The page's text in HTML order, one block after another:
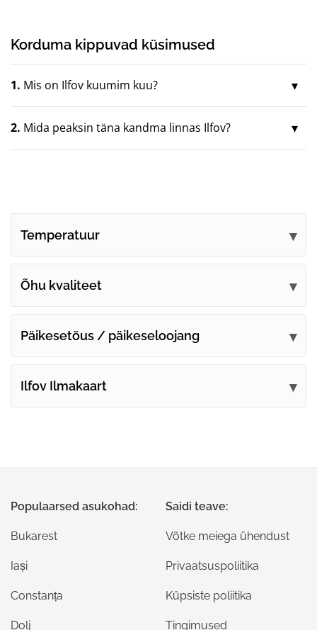
Korduma kippuvad küsimused
1. Mis on Ilfov kuumim kuu?
2. Mida peaksin täna kandma linnas Ilfov?
Temperatuur
Õhu kvaliteet
Päikesetõus / päikeseloojang
Ilfov Ilmakaart
Populaarsed asukohad:
Bukarest
Iași
Constanța
Dolj
Saidi teave:
Võtke meiega ühendust
Privaatsuspoliitika
Küpsiste poliitika
Tingimused